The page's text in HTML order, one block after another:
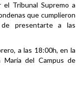
el Tribunal Supremo a
que cumplieron
presentarte a las
a las 18:00h, en la
del Campus de